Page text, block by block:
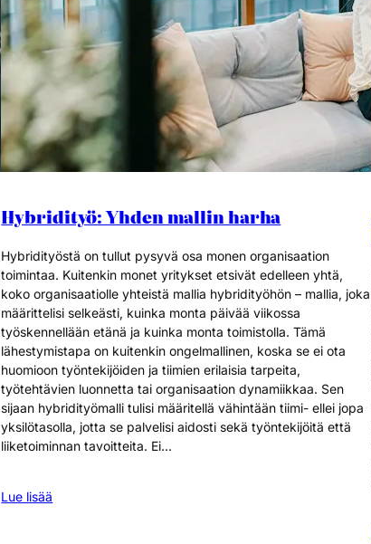
Hybridityö: Yhden mallin harha
Hybridityöstä on tullut pysyvä osa monen organisaation
toimintaa. Kuitenkin monet yritykset etsivät edelleen yhtä,
koko organisaatiolle yhteistä mallia hybridityöhön – mallia, joka
määrittelisi selkeästi, kuinka monta päivää viikossa
työskennellään etänä ja kuinka monta toimistolla. Tämä
lähestymistapa on kuitenkin ongelmallinen, koska se ei ota
huomioon työntekijöiden ja tiimien erilaisia tarpeita,
työtehtävien luonnetta tai organisaation dynamiikkaa. Sen
sijaan hybridityömalli tulisi määritellä vähintään tiimi- ellei jopa
yksilötasolla, jotta se palvelisi aidosti sekä työntekijöitä että
liiketoiminnan tavoitteita. Ei…
Lue lisää